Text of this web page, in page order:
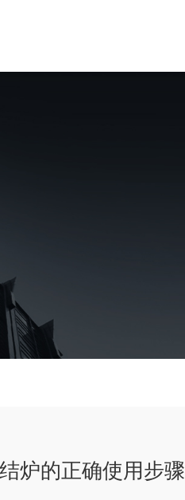
炉的正确使用步骤